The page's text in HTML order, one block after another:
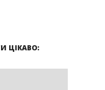
ЦІКАВО: